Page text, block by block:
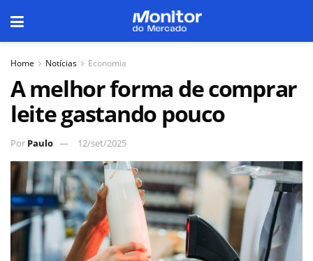
Home Notícias Economia
A melhor forma de comprar
leite gastando pouco
Por Paulo 12/set/2025